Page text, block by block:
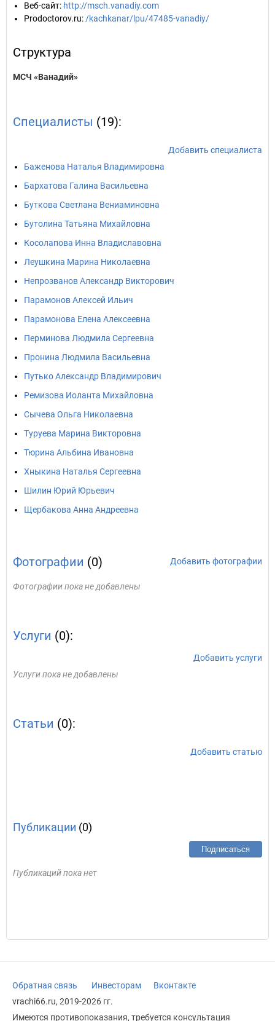
Веб-сайт: http://msch.vanadiy.com
Prodoctorov.ru: /kachkanar/lpu/47485-vanadiy/
Структура
МСЧ «Ванадий»
Специалисты (19):
Добавить специалиста
Баженова Наталья Владимировна
Бархатова Галина Васильевна
Буткова Светлана Вениаминовна
Бутолина Татьяна Михайловна
Косолапова Инна Владиславовна
Леушкина Марина Николаевна
Непрозванов Александр Викторович
Парамонов Алексей Ильич
Парамонова Елена Алексеевна
Перминова Людмила Сергеевна
Пронина Людмила Васильевна
Путько Александр Владимирович
Ремизова Иоланта Михайловна
Сычева Ольга Николаевна
Туруева Марина Викторовна
Тюрина Альбина Ивановна
Хныкина Наталья Сергеевна
Шилин Юрий Юрьевич
Щербакова Анна Андреевна
Фотографии (0) Добавить фотографии
Фотографии пока не добавлены
Услуги (0):
Добавить услуги
Услуги пока не добавлены
Статьи (0):
Добавить статью
Публикации (0)
Подписаться
Публикаций пока нет
Обратная связь Инвесторам
Вконтакте
vrachi66.ru, 2019-2026 гг.
Имеются противопоказания, требуется консультация